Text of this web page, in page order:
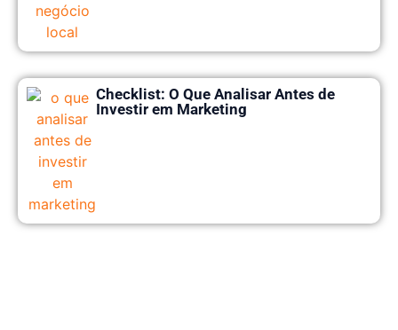
Checklist: O Que Analisar Antes de
Investir em Marketing